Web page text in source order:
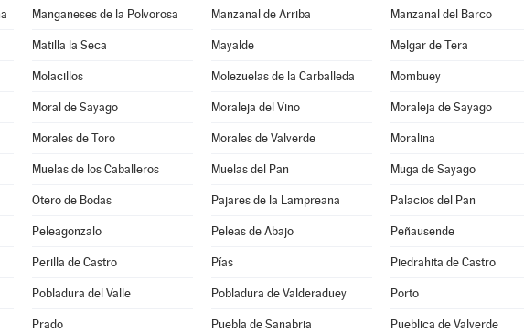
Manganeses de la Polvorosa Manzanal de Arriba Manzanal del Barco
Matilla la Seca Mayalde Melgar de Tera
Molacillos Molezuelas de la Carballeda Mombuey
Moral de Sayago Moraleja del Vino Moraleja de Sayago
Morales de Toro Morales de Valverde Moralina
Muelas de los Caballeros Muelas del Pan Muga de Sayago
Otero de Bodas Pajares de la Lampreana Palacios del Pan
Peleagonzalo Peleas de Abajo Peñausende
Perilla de Castro Pías Piedrahita de Castro
Pobladura del Valle Pobladura de Valderaduey Porto
Prado Puebla de Sanabria Pueblica de Valverde